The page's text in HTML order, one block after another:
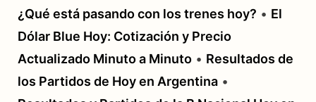
¿Qué está pasando con los trenes hoy? • El
Dólar Blue Hoy: Cotización y Precio
Actualizado Minuto a Minuto • Resultados de
los Partidos de Hoy en Argentina •